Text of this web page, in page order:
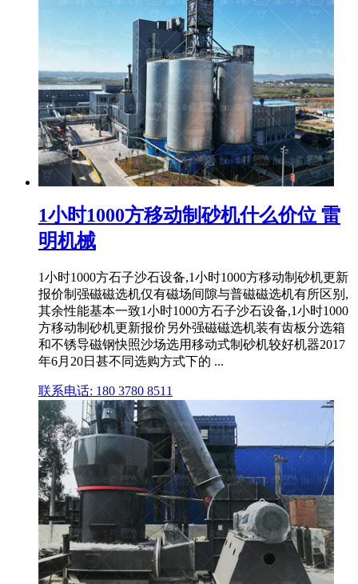
1小时1000方移动制砂机什么价位 雷
明机械
1小时1000方石子沙石设备,1小时1000方移动制砂机更新
报价制强磁磁选机仅有磁场间隙与普磁磁选机有所区别,
其余性能基本一致1小时1000方石子沙石设备,1小时1000
方移动制砂机更新报价另外强磁磁选机装有齿板分选箱
和不锈导磁钢快照沙场选用移动式制砂机较好机器2017
年6月20日甚不同选购方式下的 ...
联系电话: 180 3780 8511